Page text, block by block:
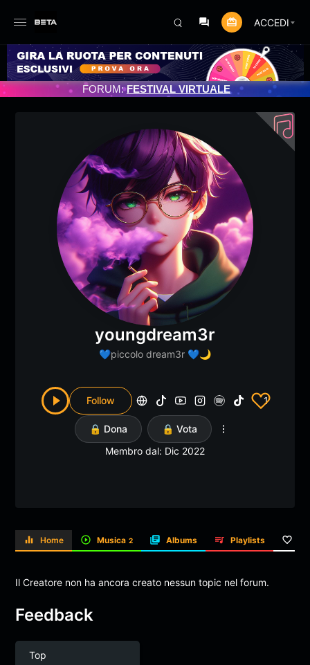
ACCEDI
PROGRAMMATO 3/07/2025
FORUM:FESTIVAL VIRTUALE
youngdream3r
💙piccolo dream3r 💙🌙
Follow 1
🔒 Dona
🔒 Vota
Membro dal: Dic 2022
Home Musica 2 Albums Playlists
Il Creatore non ha ancora creato nessun topic nel forum.
Feedback
Top